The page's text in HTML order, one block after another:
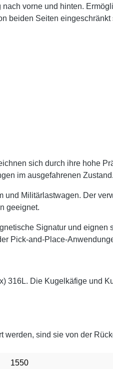
vorne und hinten.
beiden Seiten eingeschränkt
sich durch ihre hohe
im ausgefahrenen Zustand.
und Militärlastwagen. Der
geeignet.
Signatur und
Pick-and-Place-
316L. Die Kugelkäfige und
werden, sind sie von der
1550